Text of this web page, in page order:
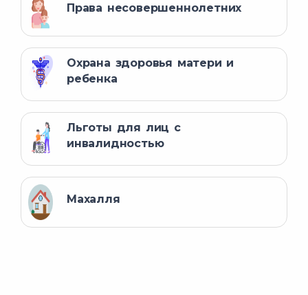
Права несовершеннолетних
Охрана здоровья матери и
ребенка
Льготы для лиц с
инвалидностью
Махалля